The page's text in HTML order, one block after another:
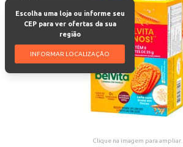
Escolha uma loja ou informe seu
CEP para ver ofertas da sua
região
INFORMAR LOCALIZAÇÃO
Clique na imagem para ampliar.